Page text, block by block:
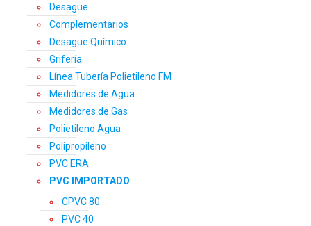
Desagüe
Complementarios
Desagüe Químico
Grifería
Línea Tubería Polietileno FM
Medidores de Agua
Medidores de Gas
Polietileno Agua
Polipropileno
PVC ERA
PVC IMPORTADO
CPVC 80
PVC 40